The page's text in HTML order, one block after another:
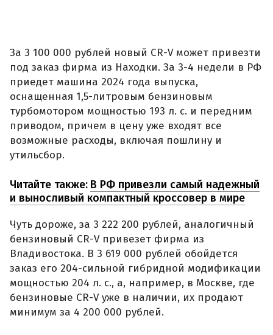
За 3 100 000 рублей новый CR-V может привезти
под заказ фирма из Находки. За 3-4 недели в РФ
приедет машина 2024 года выпуска,
оснащенная 1,5-литровым бензиновым
турбомотором мощностью 193 л. с. и передним
приводом, причем в цену уже входят все
возможные расходы, включая пошлину и
утильсбор.
Читайте также: В РФ привезли самый надежный
и выносливый компактный кроссовер в мире
Чуть дороже, за 3 222 200 рублей, аналогичный
бензиновый CR-V привезет фирма из
Владивостока. В 3 619 000 рублей обойдется
заказ его 204-сильной гибридной модификации
мощностью 204 л. с., а, например, в Москве, где
бензиновые CR-V уже в наличии, их продают
минимум за 4 200 000 рублей.